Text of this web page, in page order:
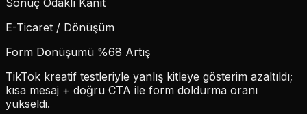
E-Ticaret / Dönüşüm
Form Dönüşümü %68 Artış
TikTok kreatif testleriyle yanlış kitleye gösterim azaltıldı;
kısa mesaj + doğru CTA ile form doldurma oranı
yükseldi.